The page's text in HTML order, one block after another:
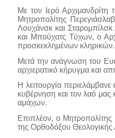
Με τον Ιερό
Μητροπολίτης
Λουχάνσκ και Σταρομπίλσκ
και Μπούχατς Τύχων, ο
προσκεκλημένων κληρικών.
Μετά την ανάγνωση του
αρχιερατικό κήρυγμα και
Η λειτουργία
κυβέρνηση και τον λαό
αμάχων.
Επιπλέον, ο Μητροπολίτης
της Ορθοδόξου Θεολογικής